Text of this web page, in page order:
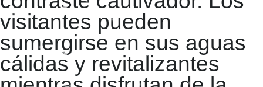
visitantes pueden
sumergirse en sus aguas
cálidas y revitalizantes